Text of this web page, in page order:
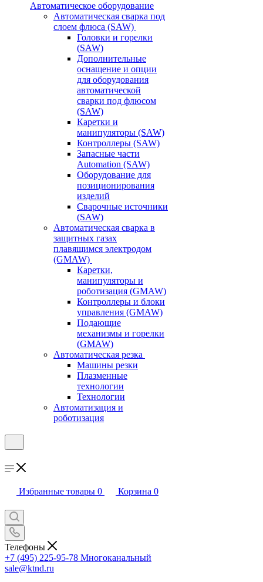
Автоматическое оборудование
Автоматическая сварка под
слоем флюса (SAW)
Головки и горелки
(SAW)
Дополнительные
оснащение и опции
для оборудования
автоматической
сварки под флюсом
(SAW)
Каретки и
манипуляторы (SAW)
Контроллеры (SAW)
Запасные части
Automation (SAW)
Оборудование для
позиционирования
изделий
Сварочные источники
(SAW)
Автоматическая сварка в
защитных газах
плавящимся электродом
(GMAW)
Каретки,
манипуляторы и
роботизация (GMAW)
Контроллеры и блоки
управления (GMAW)
Подающие
механизмы и горелки
(GMAW)
Автоматическая резка
Машины резки
Плазменные
технологии
Технологии
Автоматизация и
роботизация
Избранные товары 0 Корзина 0
Телефоны
+7 (495) 225-95-78 Многоканальный
sale@ktnd.ru